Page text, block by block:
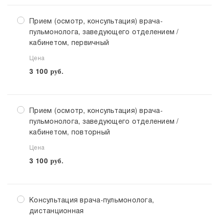
Прием (осмотр, консультация) врача-
пульмонолога, заведующего отделением /
кабинетом, первичный
Цена
3 100 руб.
Прием (осмотр, консультация) врача-
пульмонолога, заведующего отделением /
кабинетом, повторный
Цена
3 100 руб.
Консультация врача-пульмонолога,
дистанционная